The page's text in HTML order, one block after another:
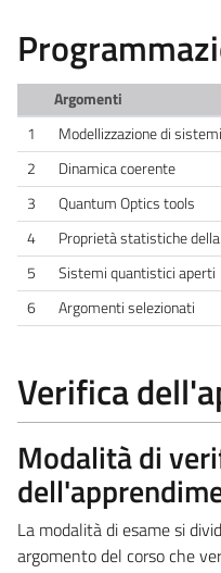
Argomenti
1
Modellizzazione di
2
Dinamica coerente
3
Quantum Optics tools
4
Proprietà statistiche
5
Sistemi quantistici aperti
6
Argomenti selezionati
Verifica
Modalità di
La modalità di esame si
argomento del corso che